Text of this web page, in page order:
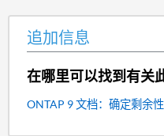
追加信息
在哪里可以找到有关
ONTAP 9 文档：确定剩余